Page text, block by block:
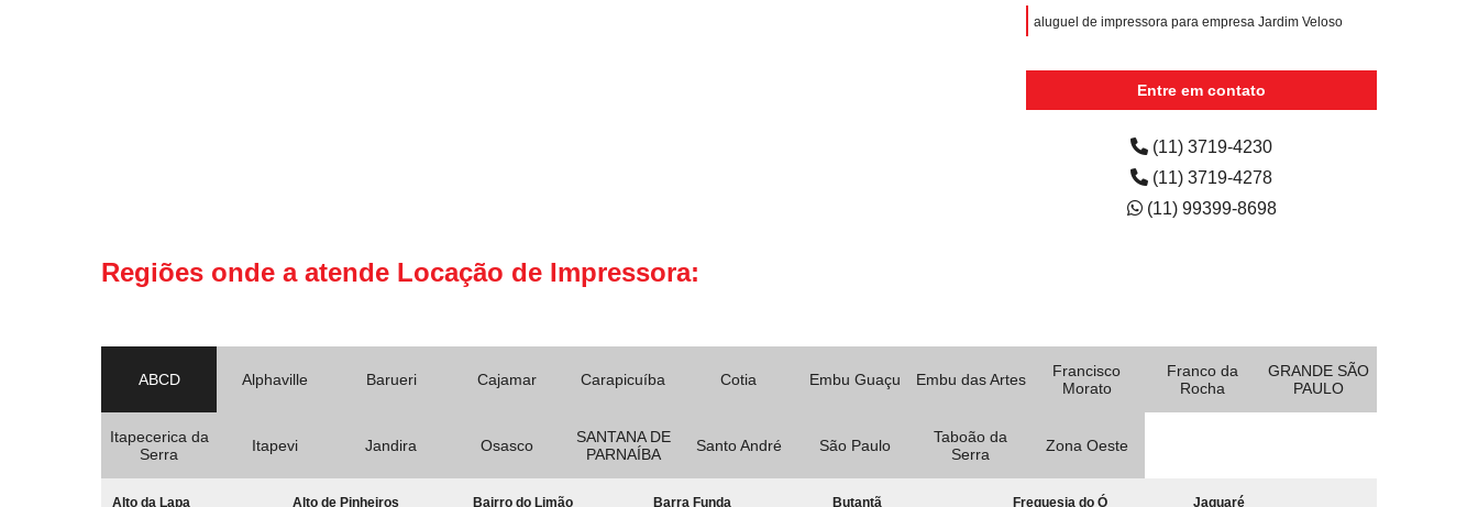
aluguel de impressora para empresa Jardim Veloso
Entre em contato
(11) 3719-4230
(11) 3719-4278
(11) 99399-8698
Regiões onde a atende Locação de Impressora:
ABCD Alphaville Barueri Cajamar Carapicuíba Cotia Embu Guaçu Embu das Artes
Francisco
Morato
Franco da
Rocha
GRANDE SÃO
PAULO
Itapecerica da
Serra
Itapevi Jandira Osasco
SANTANA DE
PARNAÍBA
Santo André São Paulo
Taboão da
Serra
Zona Oeste
Alto da Lapa Alto de Pinheiros Bairro do Limão Barra Funda Butantã Freguesia do Ó Jaguaré